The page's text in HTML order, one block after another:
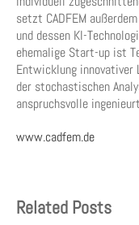
setzt CADFEM
und dessen KI-
ehemalige Start-up ist
Entwicklung innovativer
der stochastischen
anspruchsvolle
www.cadfem.de
Related Posts